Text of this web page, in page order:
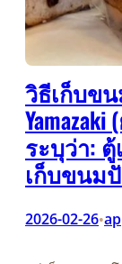
วิธีเก็บข
ระบุว่า:
เก็บขนม
2026-02-26•